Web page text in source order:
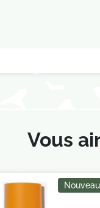
Vous
Nouveau